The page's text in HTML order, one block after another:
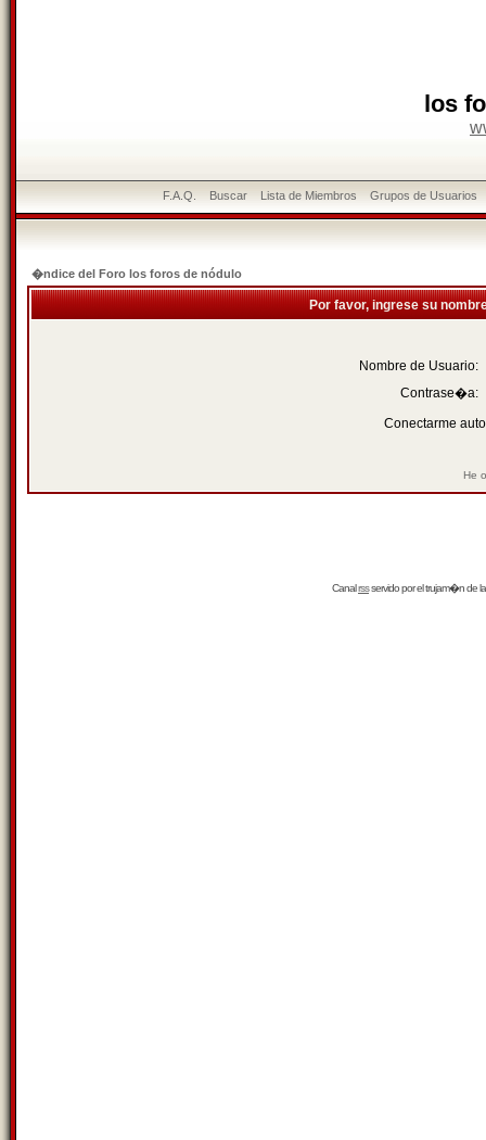
los
F.A.Q. Buscar Lista de Miembros Grupos de Usuarios
�ndice del Foro los foros de nódulo
Por favor, ingrese su
Nombre de Usuario:
Contrase�a:
Conectarme
He
Canalrssservido por eltrujam�nde